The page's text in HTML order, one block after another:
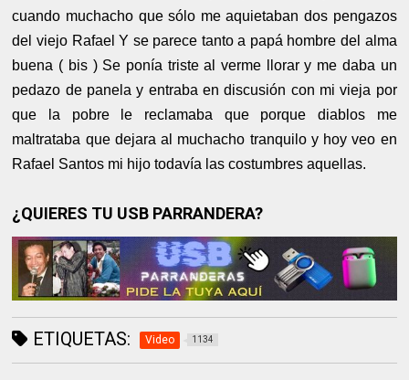
cuando muchacho que sólo me aquietaban dos pengazos
del viejo Rafael Y se parece tanto a papá hombre del alma
buena ( bis ) Se ponía triste al verme llorar y me daba un
pedazo de panela y entraba en discusión con mi vieja por
que la pobre le reclamaba que porque diablos me
maltrataba que dejara al muchacho tranquilo y hoy veo en
Rafael Santos mi hijo todavía las costumbres aquellas.
¿QUIERES TU USB PARRANDERA?
ETIQUETAS: Video 1134